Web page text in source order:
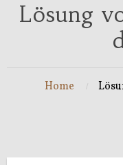
Lösung
Home